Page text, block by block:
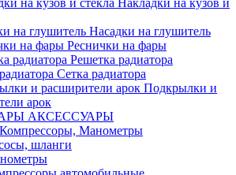
Накладки на кузов и
Насадки на глушитель
Реснички на фары
Решетка радиатора
Сетка радиатора
Подкрылки и
арок
АКСЕССУАРЫ
Манометры
шланги